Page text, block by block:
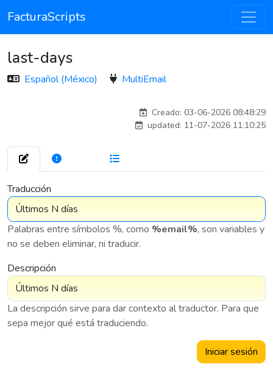
FacturaScripts
last-days
Español (México) MultiEmail
Creado: 03-06-2026 08:48:29
updated: 11-07-2026 11:10:25
Traducción
Palabras entre símbolos %, como %email%, son variables y
no se deben eliminar, ni traducir.
Descripción
La descripción sirve para dar contexto al traductor. Para que
sepa mejor qué está traduciendo.
Iniciar sesión